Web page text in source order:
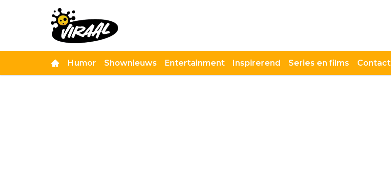
Humor Shownieuws Entertainment Inspirerend Series en films Contact